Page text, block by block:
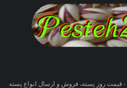
روز پسته، فروش و ارسال انواع پسته